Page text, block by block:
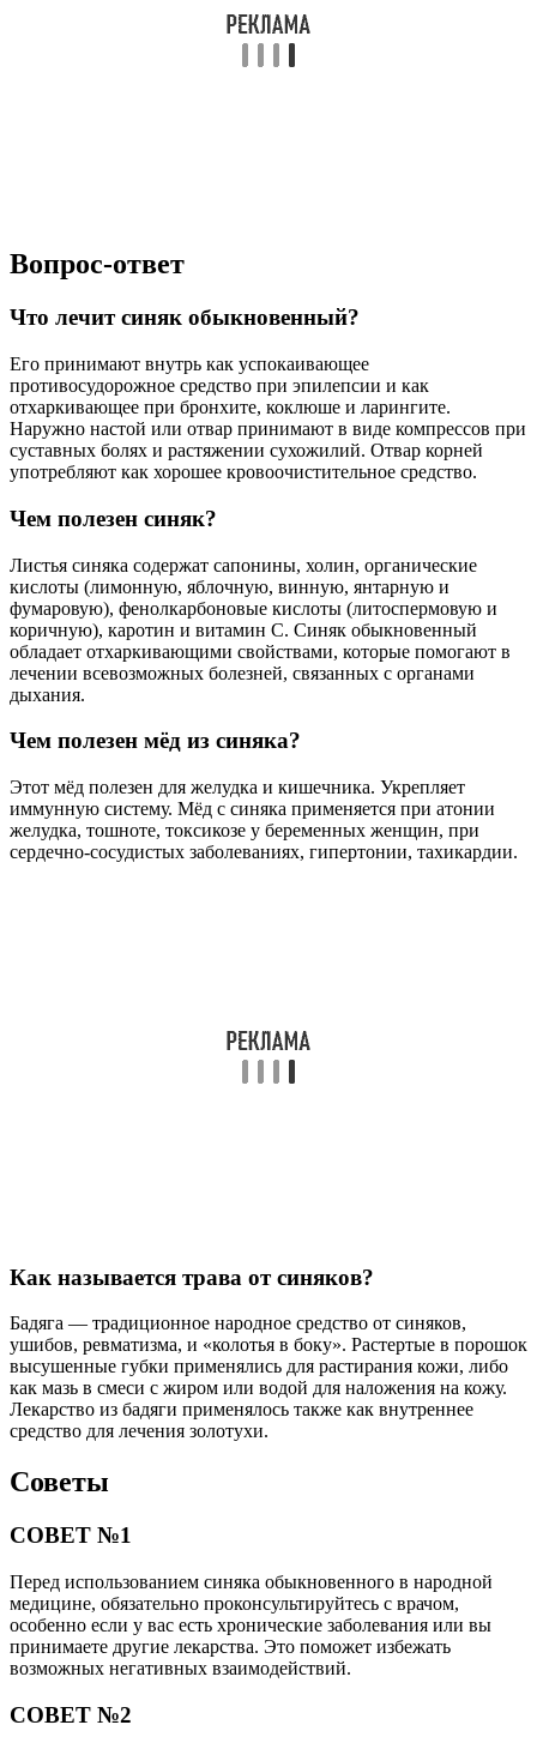
Вопрос-ответ
Что лечит синяк обыкновенный?
Его принимают внутрь как успокаивающее
противосудорожное средство при эпилепсии и как
отхаркивающее при бронхите, коклюше и ларингите.
Наружно настой или отвар принимают в виде компрессов при
суставных болях и растяжении сухожилий. Отвар корней
употребляют как хорошее кровоочистительное средство.
Чем полезен синяк?
Листья синяка содержат сапонины, холин, органические
кислоты (лимонную, яблочную, винную, янтарную и
фумаровую), фенолкарбоновые кислоты (литоспермовую и
коричную), каротин и витамин С. Синяк обыкновенный
обладает отхаркивающими свойствами, которые помогают в
лечении всевозможных болезней, связанных с органами
дыхания.
Чем полезен мёд из синяка?
Этот мёд полезен для желудка и кишечника. Укрепляет
иммунную систему. Мёд с синяка применяется при атонии
желудка, тошноте, токсикозе у беременных женщин, при
сердечно-сосудистых заболеваниях, гипертонии, тахикардии.
Как называется трава от синяков?
Бадяга — традиционное народное средство от синяков,
ушибов, ревматизма, и «колотья в боку». Растертые в порошок
высушенные губки применялись для растирания кожи, либо
как мазь в смеси с жиром или водой для наложения на кожу.
Лекарство из бадяги применялось также как внутреннее
средство для лечения золотухи.
Советы
СОВЕТ №1
Перед использованием синяка обыкновенного в народной
медицине, обязательно проконсультируйтесь с врачом,
особенно если у вас есть хронические заболевания или вы
принимаете другие лекарства. Это поможет избежать
возможных негативных взаимодействий.
СОВЕТ №2